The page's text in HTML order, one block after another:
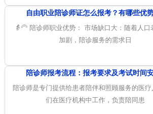
自由职业陪诊师证怎么报考？有哪些优
👵‍🦳 陪诊师职业优势： 市场缺口大：随着人口
加剧，陪诊服务的需求日
陪诊师报考流程：报考要求及考试时间
陪诊师是专门提供给患者陪伴和照顾服务的医
们在医疗机构中工作，负责陪同患